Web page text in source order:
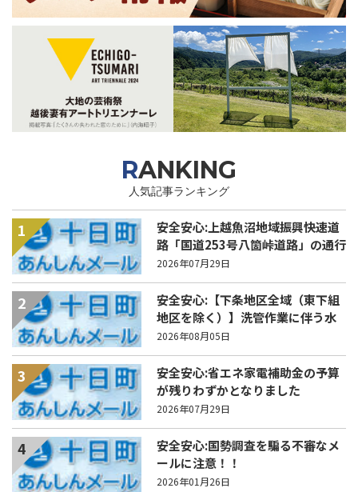
RANKING
人気記事ランキング
1
安全安心:上越魚沼地域振興快速道
路「国道253号八箇峠道路」の通行
規制について
2026年07月29日
2
安全安心:【下条地区全域（東下組
地区を除く）】洗管作業に伴う水
道の濁りの発生について
2026年08月05日
3
安全安心:省エネ家電補助金の予算
が残りわずかとなりました
2026年07月29日
4
安全安心:国勢調査を騙る不審なメ
ールに注意！！
2026年01月26日